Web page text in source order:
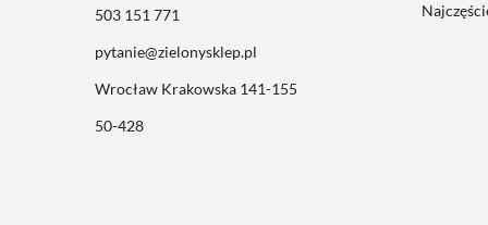
503 151 771
pytanie@zielonysklep.pl
Wrocław Krakowska 141-155
50-428